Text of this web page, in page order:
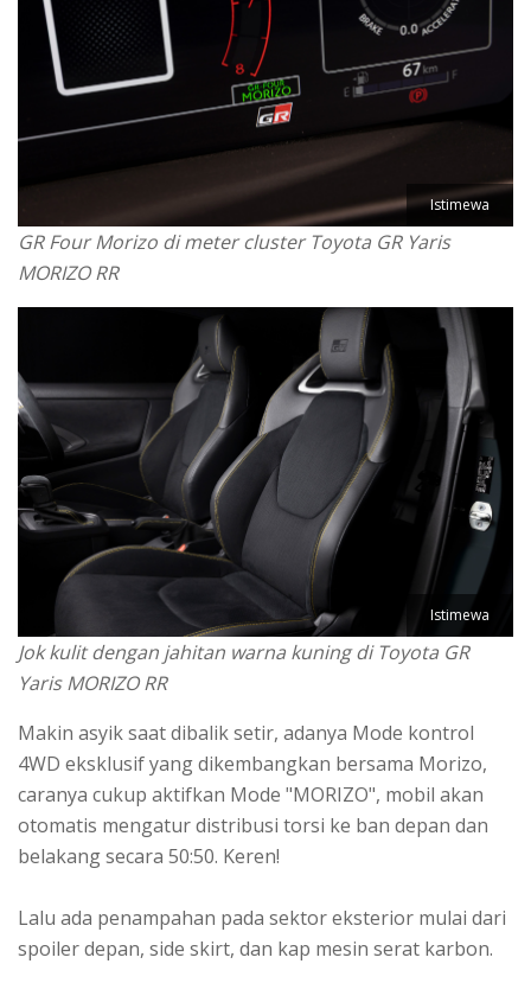
Istimewa
GR Four Morizo di meter cluster Toyota GR Yaris
MORIZO RR
Istimewa
Jok kulit dengan jahitan warna kuning di Toyota GR
Yaris MORIZO RR
Makin asyik saat dibalik setir, adanya Mode kontrol
4WD eksklusif yang dikembangkan bersama Morizo,
caranya cukup aktifkan Mode "MORIZO", mobil akan
otomatis mengatur distribusi torsi ke ban depan dan
belakang secara 50:50. Keren!
Lalu ada penampahan pada sektor eksterior mulai dari
spoiler depan, side skirt, dan kap mesin serat karbon.